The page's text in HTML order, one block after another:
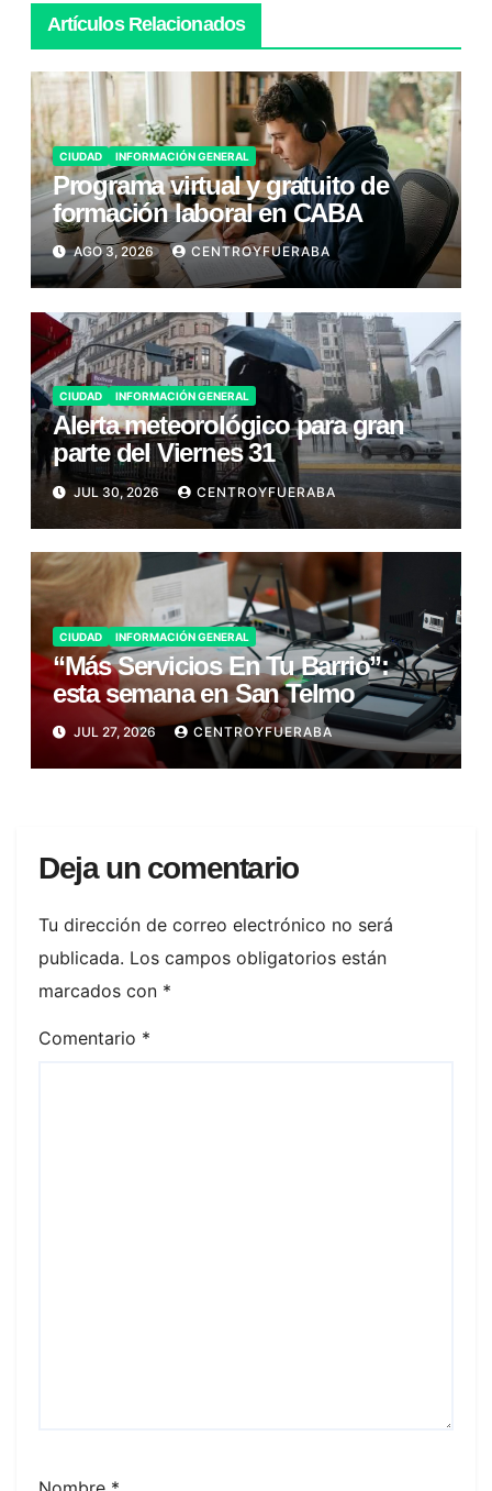
Artículos Relacionados
CIUDAD INFORMACIÓN GENERAL
Programa virtual y gratuito de
formación laboral en CABA
AGO 3, 2026 CENTROYFUERABA
CIUDAD INFORMACIÓN GENERAL
Alerta meteorológico para gran
parte del Viernes 31
JUL 30, 2026 CENTROYFUERABA
CIUDAD INFORMACIÓN GENERAL
“Más Servicios En Tu Barrio”:
esta semana en San Telmo
JUL 27, 2026 CENTROYFUERABA
Deja un comentario
Tu dirección de correo electrónico no será
publicada. Los campos obligatorios están
marcados con *
Comentario *